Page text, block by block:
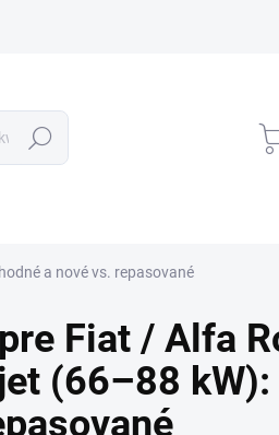
Hľadať
a nové vs. repasované
Fiat / Alfa
(66–88 kW):